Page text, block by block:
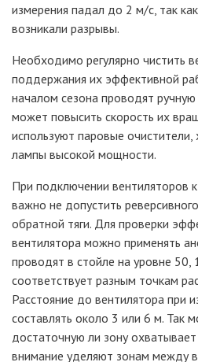
измерения падал до 2 м/с, так
возникали разрывы.
Необходимо регулярно чистить
поддержания их эффективной
началом сезона проводят
может повысить скорость их
используют паровые
лампы высокой мощности.
При подключении вентиляторов
важно не допустить
обратной тяги. Для проверки
вентилятора можно применять
проводят в стойле на уровне 50,
соответствует разным точкам
Расстояние до вентилятора при
составлять около 3 или 6 м. Так
достаточную ли зону
внимание уделяют зонам между